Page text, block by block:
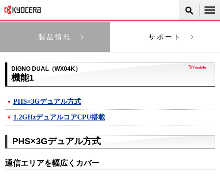
製品情報 サポート
DIGNO DUAL（WX04K）
機能1
PHS×3Gデュアル方式
1.2GHzデュアルコアCPU搭載
PHS×3Gデュアル方式
通信エリアを幅広くカバー